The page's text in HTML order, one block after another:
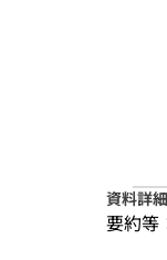
資料詳細
要約等